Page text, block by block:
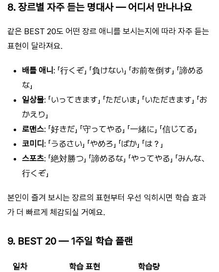
8. 장르별 자주 듣는 명대사 — 어디서 만나나요
같은 BEST 20도 어떤 장르 애니를 보시는지에 따라 자주 듣는
표현이 달라져요.
배틀 애니 : 「行くぞ」 「負けない」 「お前を倒す」 「諦める
な」
일상물: 「いってきます」 「ただいま」 「いただきます」 「お
かえり」
로맨스: 「好きだ」 「守ってやる」 「一緒に」 「信じてる」
코미디 : 「うるさい」 「やめろ」 「ばか」 「は？」
스포츠: 「絶対勝つ」 「諦めるな」 「やってやる」 「みんな、
行くぞ」
본인이 즐겨 보시는 장르의 표현부터 우선 익히시면 학습 효과
가 더 빠르게 체감되실 거예요.
9. BEST 20 — 1주일 학습 플랜
일차 학습 표현
학습량